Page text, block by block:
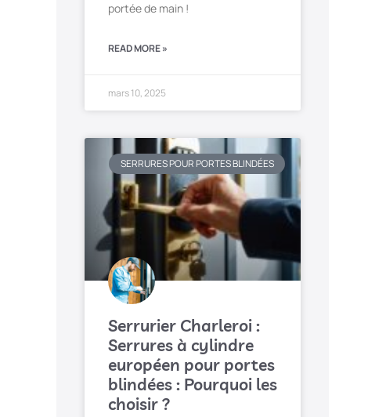
portée de main !
READ MORE »
mars 10, 2025
SERRURES POUR PORTES BLINDÉES
Serrurier Charleroi :
Serrures à cylindre
européen pour portes
blindées : Pourquoi les
choisir ?